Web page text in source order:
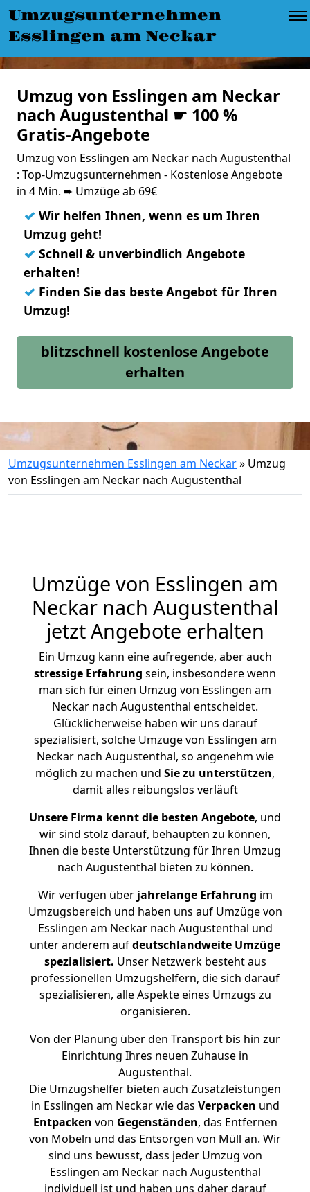
Umzugsunternehmen
Esslingen am Neckar
Umzug von Esslingen am Neckar
nach Augustenthal ☛ 100 %
Gratis-Angebote
Umzug von Esslingen am Neckar nach Augustenthal
: Top-Umzugsunternehmen - Kostenlose Angebote
in 4 Min. ➨ Umzüge ab 69€
✓ Wir helfen Ihnen, wenn es um Ihren
Umzug geht!
✓ Schnell & unverbindlich Angebote
erhalten!
✓ Finden Sie das beste Angebot für Ihren
Umzug!
blitzschnell kostenlose Angebote
erhalten
Umzugsunternehmen Esslingen am Neckar» Umzug
von Esslingen am Neckar nach Augustenthal
Umzüge von Esslingen am
Neckar nach Augustenthal
jetzt Angebote erhalten
Ein Umzug kann eine aufregende, aber auch
stressige Erfahrung sein, insbesondere wenn
man sich für einen Umzug von Esslingen am
Neckar nach Augustenthal entscheidet.
Glücklicherweise haben wir uns darauf
spezialisiert, solche Umzüge von Esslingen am
Neckar nach Augustenthal, so angenehm wie
möglich zu machen und Sie zu unterstützen,
damit alles reibungslos verläuft
Unsere Firma kennt die besten Angebote, und
wir sind stolz darauf, behaupten zu können,
Ihnen die beste Unterstützung für Ihren Umzug
nach Augustenthal bieten zu können.
Wir verfügen überjahrelange Erfahrung im
Umzugsbereich und haben uns auf Umzüge von
Esslingen am Neckar nach Augustenthal und
unter anderem aufdeutschlandweite Umzüge
spezialisiert. Unser Netzwerk besteht aus
professionellen Umzugshelfern, die sich darauf
spezialisieren, alle Aspekte eines Umzugs zu
organisieren.
Von der Planung über den Transport bis hin zur
Einrichtung Ihres neuen Zuhause in
Augustenthal.
Die Umzugshelfer bieten auch Zusatzleistungen
in Esslingen am Neckar wie das Verpacken und
Entpacken von Gegenständen, das Entfernen
von Möbeln und das Entsorgen von Müll an. Wir
sind uns bewusst, dass jeder Umzug von
Esslingen am Neckar nach Augustenthal
individuell ist und haben uns daher darauf